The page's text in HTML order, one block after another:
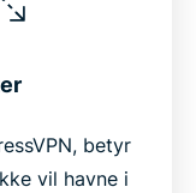
betyr
vil havne i